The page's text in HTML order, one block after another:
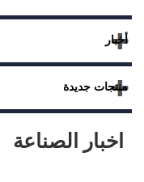
أخبار
منتجات جديدة
اخبار الصناعة